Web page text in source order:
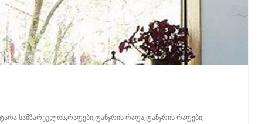
სამზარეულოს,რაფები,ფანჯრის რაფა,ფანჯრის რაფები,